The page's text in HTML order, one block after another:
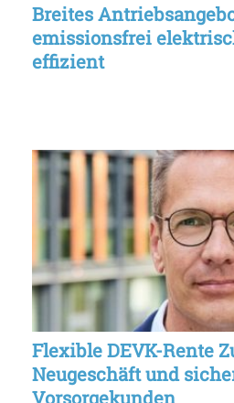
Breites
emissionsfrei
effizient
Flexible DEVK-Rente
Neugeschäft und
Vorsorgekunden